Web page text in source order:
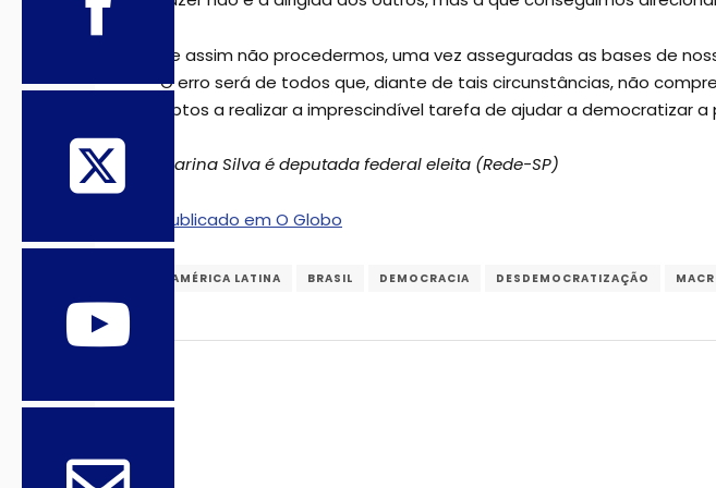
Se assim não procedermos, uma vez asseguradas as bases de
O erro será de todos que, diante de tais circunstâncias, não
aptos a realizar a imprescindível tarefa de ajudar a democratizar
Marina Silva é deputada federal eleita (Rede-SP)
Publicado em O Globo
AMÉRICA LATINA BRASIL DEMOCRACIA DESDEMOCRATIZAÇÃO